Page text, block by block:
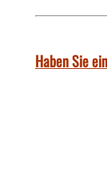
Haben Sie